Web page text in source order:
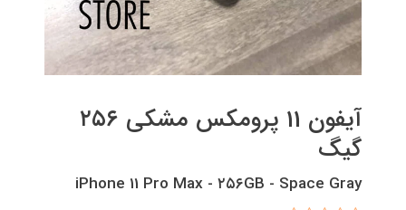
آیفون 11 پرومکس مشکی ۲۵۶
گیگ
iPhone 11 Pro Max - ۲۵۶GB - Space Gray